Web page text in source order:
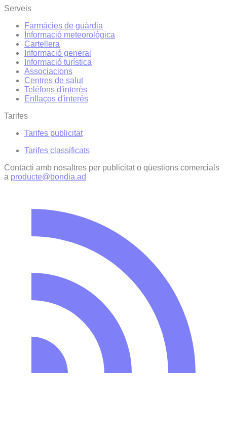
Serveis
Farmàcies de guàrdia
Informació meteorològica
Cartellera
Informació general
Informació turística
Associacions
Centres de salut
Telèfons d'interès
Enllaços d'interés
Tarifes
Tarifes publicitat
Tarifes classificats
Contacti amb nosaltres per publicitat o qüestions comercials
a producte@bondia.ad